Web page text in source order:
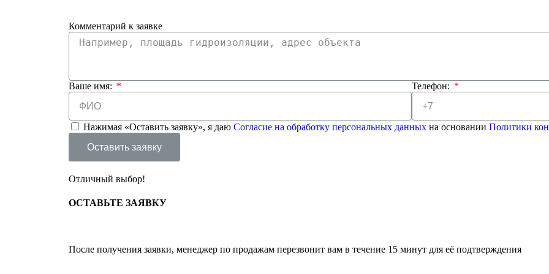
Комментарий к заявке
Ваше имя: Телефон:
Нажимая «Оставить заявку», я даю Согласие на обработку персональных данных на основании Политики
Оставить заявку
Отличный выбор!
ОСТАВЬТЕ ЗАЯВКУ
После получения заявки, менеджер по продажам перезвонит вам в течение 15 минут для её подтверждения